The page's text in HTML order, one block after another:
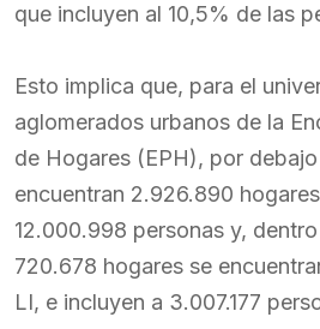
que incluyen al 10,5% de las
Esto implica que, para el
aglomerados urbanos de la
de Hogares (EPH), por
encuentran 2.926.890
12.000.998 personas y,
720.678 hogares se
LI, e incluyen a 3.007.177